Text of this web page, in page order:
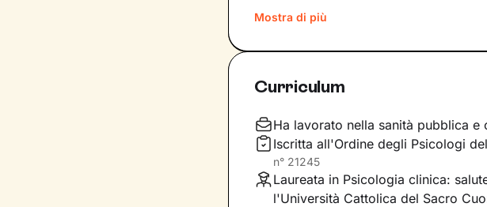
Passo dopo passo esploreremo le tue
a questi strumenti avrai modo di
rielaboreremo i tuoi vissuti , faremo
modalità di azioneche tengano conto
che ti accompagnerà verso i tuoi
benessere.
Mostra di più
Curriculum
Ha lavorato nella sanità pubblica
Iscritta all'Ordine degli Psicologi
n° 21245
Laureata in Psicologia clinica:
l'Università Cattolica del Sacro